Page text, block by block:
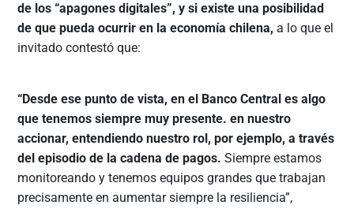
de los “apagones digitales”, y si existe una posibilidad
de que pueda ocurrir en la economía chilena, a lo que el
invitado contestó que:
“Desde ese punto de vista, en el Banco Central es algo
que tenemos siempre muy presente. en nuestro
accionar, entendiendo nuestro rol, por ejemplo, a través
del episodio de la cadena de pagos. Siempre estamos
monitoreando y tenemos equipos grandes que trabajan
precisamente en aumentar siempre la resiliencia”,